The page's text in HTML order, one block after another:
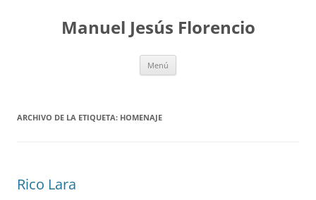
contenidoManuel Jesús Florencio
Menú
ARCHIVO DE LA ETIQUETA: HOMENAJE
Rico Lara